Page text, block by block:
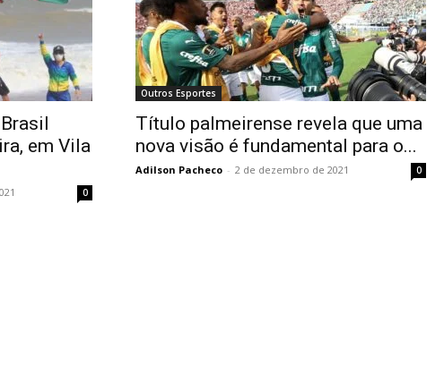
em Vila
0
Outros Esportes
Título palmeirense revela que uma
nova visão é fundamental para o...
Adilson Pacheco - 2 de dezembro de 2021 0